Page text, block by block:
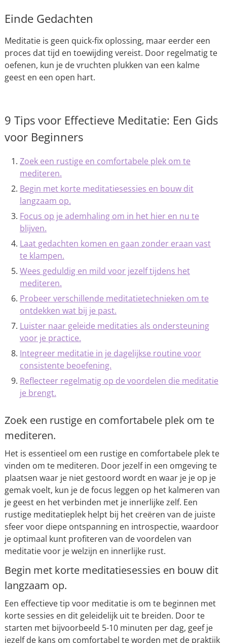
Einde Gedachten
Meditatie is geen quick-fix oplossing, maar eerder een
proces dat tijd en toewijding vereist. Door regelmatig te
oefenen, kun je de vruchten plukken van een kalme
geest en een open hart.
9 Tips voor Effectieve Meditatie: Een Gids
voor Beginners
Zoek een rustige en comfortabele plek om te
mediteren.
Begin met korte meditatiesessies en bouw dit
langzaam op.
Focus op je ademhaling om in het hier en nu te
blijven.
Laat gedachten komen en gaan zonder eraan vast
te klampen.
Wees geduldig en mild voor jezelf tijdens het
mediteren.
Probeer verschillende meditatietechnieken om te
ontdekken wat bij je past.
Luister naar geleide meditaties als ondersteuning
voor je practice.
Integreer meditatie in je dagelijkse routine voor
consistente beoefening.
Reflecteer regelmatig op de voordelen die meditatie
je brengt.
Zoek een rustige en comfortabele plek om te
mediteren.
Het is essentieel om een rustige en comfortabele plek te
vinden om te mediteren. Door jezelf in een omgeving te
plaatsen waar je niet gestoord wordt en waar je je op je
gemak voelt, kun je de focus leggen op het kalmeren van
je geest en het verbinden met je innerlijke zelf. Een
rustige meditatieplek helpt bij het creëren van de juiste
sfeer voor diepe ontspanning en introspectie, waardoor
je optimaal kunt profiteren van de voordelen van
meditatie voor je welzijn en innerlijke rust.
Begin met korte meditatiesessies en bouw dit
langzaam op.
Een effectieve tip voor meditatie is om te beginnen met
korte sessies en dit geleidelijk uit te breiden. Door te
starten met bijvoorbeeld 5-10 minuten per dag, geef je
jezelf de kans om comfortabel te worden met de praktijk